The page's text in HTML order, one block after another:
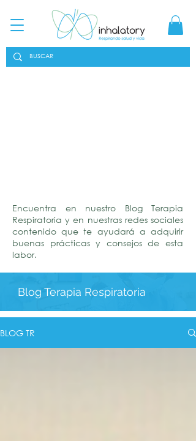
Encuentra en nuestro Blog Terapia
Respiratoria y en nuestras redes sociales
contenido que te ayudará a adquirir
buenas prácticas y consejos de esta
labor.
Blog Terapia Respiratoria
BLOG TR